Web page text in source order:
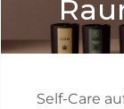
Self-Care